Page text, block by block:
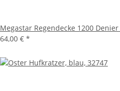
Megastar Regendecke 1200
64,00 € *